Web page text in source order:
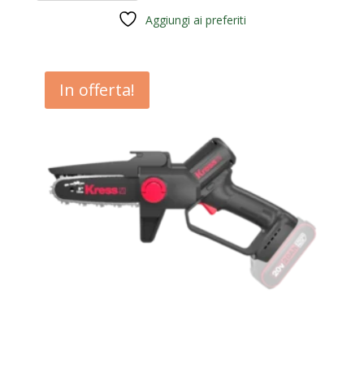
464,00 €.370,00 €.
Aggiungi ai preferiti
In offerta!